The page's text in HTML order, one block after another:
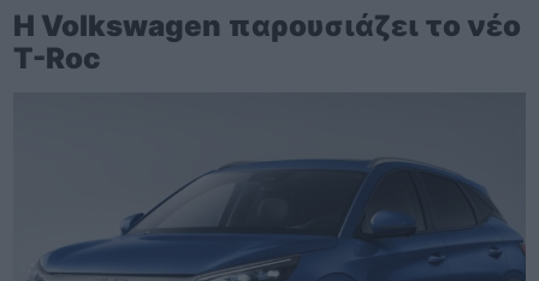
Η Volkswagen παρουσιάζει το νέο
T-Roc